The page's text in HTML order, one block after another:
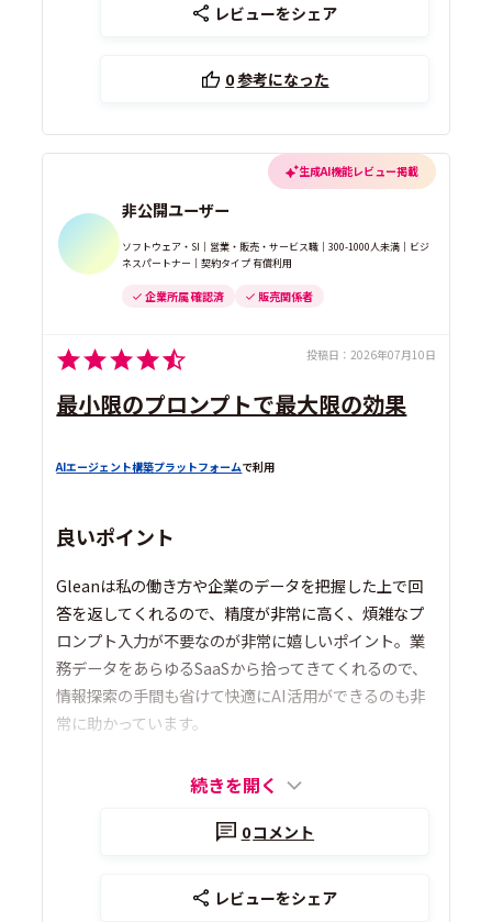
レビューをシェア
0参考になった
生成AI機能レビュー掲載
非公開ユーザー
ソフトウェア・SI｜営業・販売・サービス職｜300-1000人未満｜ビジ
ネスパートナー｜契約タイプ 有償利用
企業所属 確認済 販売関係者
投稿日： 2026年07月10日
最小限のプロンプトで最大限の効果
AIエージェント構築プラットフォームで利用
良いポイント
Gleanは私の働き方や企業のデータを把握した上で回
答を返してくれるので、精度が非常に高く、煩雑なプ
ロンプト入力が不要なのが非常に嬉しいポイント。業
務データをあらゆるSaaSから拾ってきてくれるので、
情報探索の手間も省けて快適にAI活用ができるのも非
常に助かっています。
続きを開く
0コメント
レビューをシェア